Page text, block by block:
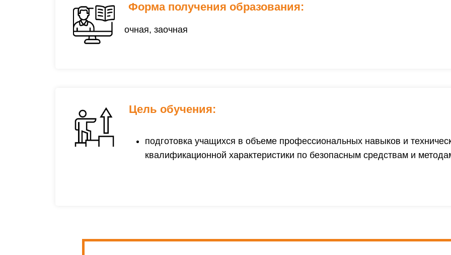
очная, заочная
Форма получения образования:
Цель обучения:
подготовка учащихся в объеме профессиональных навыков и
квалификационной характеристики по безопасным средствам и